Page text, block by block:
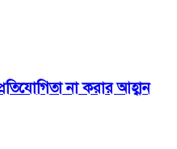
না করার আহ্বান